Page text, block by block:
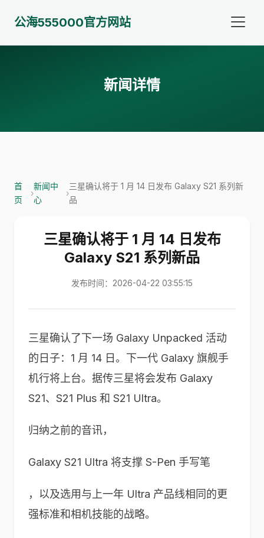
公海555000官方网站
新闻详情
首
页
›
新闻中
心
›
三星确认将于 1 月 14 日发布 Galaxy S21 系列新
品
三星确认将于 1 月 14 日发布
Galaxy S21 系列新品
发布时间：2026-04-22 03:55:15
三星确认了下一场 Galaxy Unpacked 活动
的日子：1 月 14 日。下一代 Galaxy 旗舰手
机行将上台。据传三星将会发布 Galaxy
S21、S21 Plus 和 S21 Ultra。
归纳之前的音讯，
Galaxy S21 Ultra 将支撑 S-Pen 手写笔
，以及选用与上一年 Ultra 产品线相同的更
强标准和相机技能的战略。